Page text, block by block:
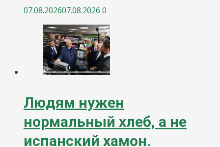
07.08.202607.08.2026 0
Людям нужен
нормальный хлеб, а не
испанский хамон.